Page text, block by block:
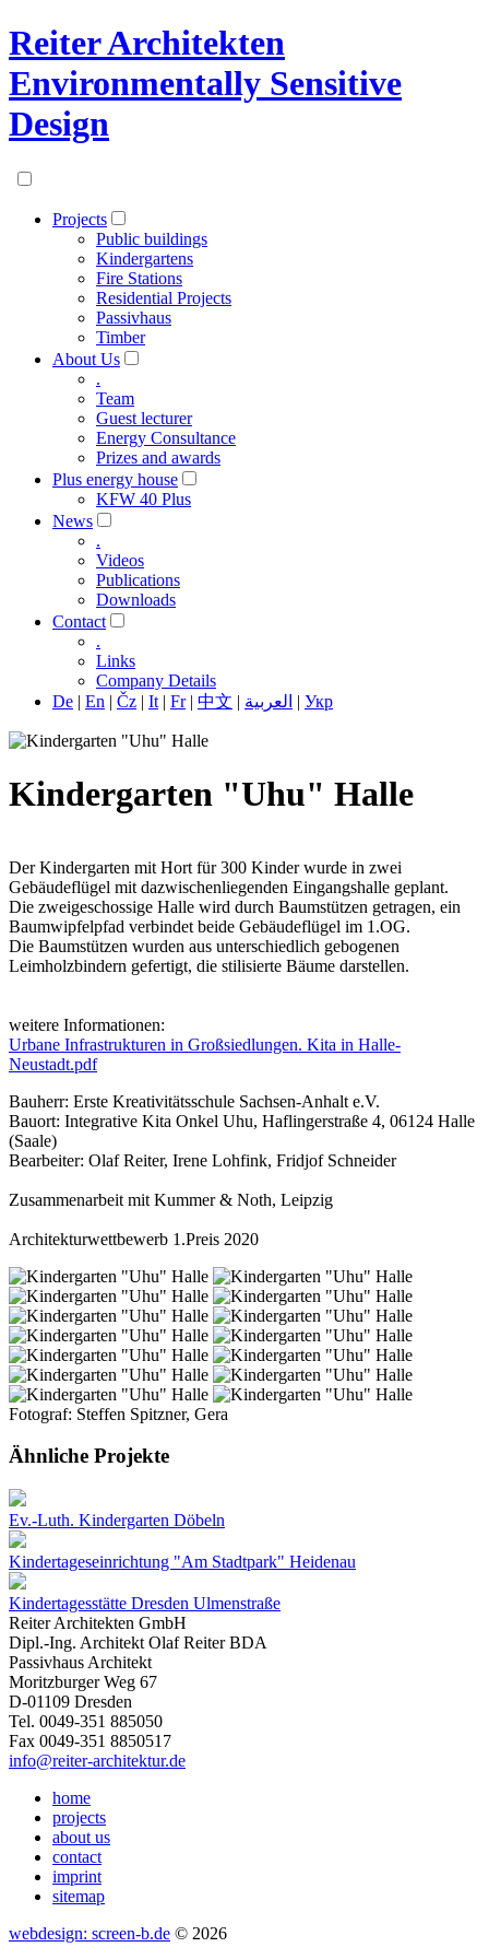
Reiter Architekten
Environmentally Sensitive
Design
Projects
Public buildings
Kindergartens
Fire Stations
Residential Projects
Passivhaus
Timber
About Us
.
Team
Guest lecturer
Energy Consultance
Prizes and awards
Plus energy house
KFW 40 Plus
News
.
Videos
Publications
Downloads
Contact
.
Links
Company Details
De | En | Čz | It | Fr| 中文 | العربية | Укр
Kindergarten "Uhu" Halle
Der Kindergarten mit Hort für 300 Kinder wurde in zwei
Gebäudeflügel mit dazwischenliegenden Eingangshalle geplant.
Die zweigeschossige Halle wird durch Baumstützen getragen, ein
Baumwipfelpfad verbindet beide Gebäudeflügel im 1.OG.
Die Baumstützen wurden aus unterschiedlich gebogenen
Leimholzbindern gefertigt, die stilisierte Bäume darstellen.
weitere Informationen:
Urbane Infrastrukturen in Großsiedlungen. Kita in Halle-
Neustadt.pdf
Bauherr: Erste Kreativitätsschule Sachsen-Anhalt e.V.
Bauort: Integrative Kita Onkel Uhu, Haflingerstraße 4, 06124 Halle
(Saale)
Bearbeiter: Olaf Reiter, Irene Lohfink, Fridjof Schneider
Zusammenarbeit mit Kummer & Noth, Leipzig
Architekturwettbewerb 1.Preis 2020
Fotograf: Steffen Spitzner, Gera
Ähnliche Projekte
Ev.-Luth. Kindergarten Döbeln
Kindertageseinrichtung "Am Stadtpark" Heidenau
Kindertagesstätte Dresden Ulmenstraße
Reiter Architekten GmbH
Dipl.-Ing. Architekt Olaf Reiter BDA
Passivhaus Architekt
Moritzburger Weg 67
D-01109 Dresden
Tel. 0049-351 885050
Fax 0049-351 8850517
info@reiter-architektur.de
home
projects
about us
contact
imprint
sitemap
webdesign: screen-b.de © 2026